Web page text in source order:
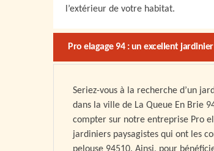
l’extérieur de votre habitat.
Pro elagage 94 : un excellent jardinier
Seriez-vous à la recherche d’un
dans la ville de La Queue En Brie
compter sur notre entreprise Pro
jardiniers paysagistes qui ont les